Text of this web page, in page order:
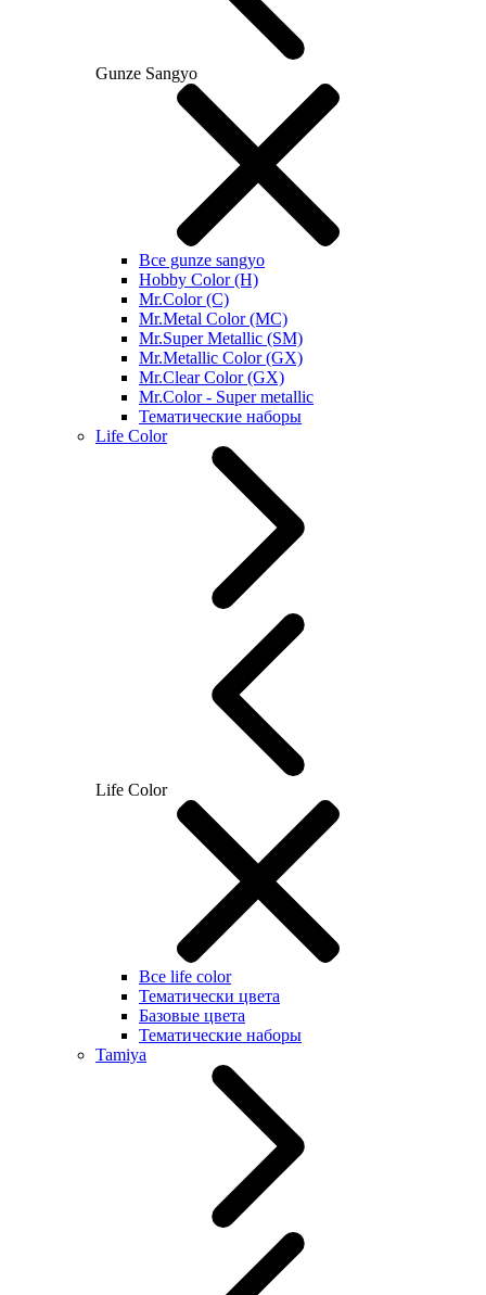
Gunze Sangyo
Все gunze sangyo
Hobby Color (H)
Mr.Color (C)
Mr.Metal Color (MC)
Mr.Super Metallic (SM)
Mr.Metallic Color (GX)
Mr.Clear Color (GX)
Mr.Color - Super metallic
Тематические наборы
Life Color
Life Color
Все life color
Тематически цвета
Базовые цвета
Тематические наборы
Tamiya